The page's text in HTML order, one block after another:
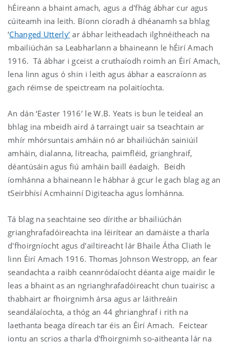
hÉireann a bhaint amach, agus a d'fhág ábhar cur agus
cúiteamh ina leith. Bíonn cíoradh á dhéanamh sa bhlag
‘Changed Utterly’ ar ábhar leitheadach ilghnéitheach na
mbailiúchán sa Leabharlann a bhaineann le hÉirí Amach
1916. Tá ábhar i gceist a cruthaíodh roimh an Éirí Amach,
lena linn agus ó shin i leith agus ábhar a eascraíonn as
gach réimse de speictream na polaitíochta.
An dán ‘Easter 1916’ le W.B. Yeats is bun le teideal an
bhlag ina mbeidh aird á tarraingt uair sa tseachtain ar
mhír mhórsuntais amháin nó ar bhailiúchán sainiúil
amháin, dialanna, litreacha, paimfléid, grianghraif,
déantúsáin agus fiú amháin baill éadaigh. Beidh
íomhánna a bhaineann le hábhar á gcur le gach blag ag an
tSeirbhísí Acmhainní Digiteacha agus Íomhánna.
Tá blag na seachtaine seo dírithe ar bhailiúchán
grianghrafadóireachta ina léirítear an damáiste a tharla
d'fhoirgníocht agus d'ailtireacht lár Bhaile Átha Cliath le
linn Éirí Amach 1916. Thomas Johnson Westropp, an fear
seandachta a raibh ceannródaíocht déanta aige maidir le
leas a bhaint as an ngrianghrafadóireacht chun tuairisc a
thabhairt ar fhoirgnimh ársa agus ar láithreáin
seandálaíochta, a thóg an 44 ghrianghraf i rith na
laethanta beaga díreach tar éis an Éirí Amach. Feictear
iontu an scrios a tharla d'fhoirgnimh so-aitheanta lár na